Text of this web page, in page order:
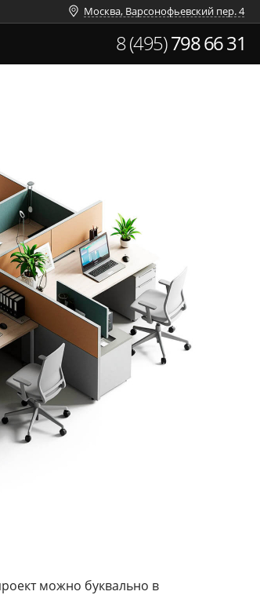
Москва, Варсонофьевский пер. 4
8 (495)798 66 31
можно буквально в